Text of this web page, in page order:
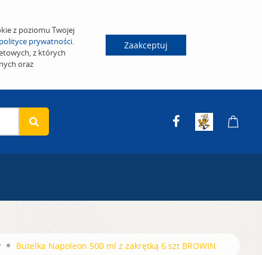
z poziomu Twojej
polityce prywatności.
z których
oraz
Zaakceptuj
Butelka Napoleon 500 ml z zakrętką 6 szt BROWIN